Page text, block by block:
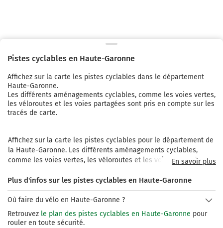
Pistes cyclables en Haute-Garonne
Affichez sur la carte les pistes cyclables dans le département
Haute-Garonne.
Les différents aménagements cyclables, comme les voies vertes,
les véloroutes et les voies partagées sont pris en compte sur les
tracés de carte.
Affichez sur la carte les pistes cyclables pour le département de
la Haute-Garonne. Les différents aménagements cyclables,
comme les voies vertes, les véloroutes et les voies partagées
Haute Garonne dispose de plus de 200 km d'itinéraires
cyclables sur son territoire. Pour découvrir le département, vous
pouvez parcourir le Canal des Deux Mers à vélo. C'est un
itinéraire cyclable qui relie la Méditerranée à l'Atlantique. Il est
composé de 800 km de pistes  allant de l’Estuaire de La Gironde
En savoir plus
Plus d'infos sur les pistes cyclables en Haute-Garonne
Où faire du vélo en Haute-Garonne ?
Retrouvez le plan des pistes cyclables en Haute-Garonne pour
rouler en toute sécurité.